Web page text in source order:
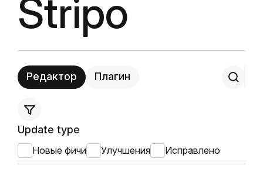
Stripo
Редактор Плагин
Update type
Новые фичи Улучшения Исправлено